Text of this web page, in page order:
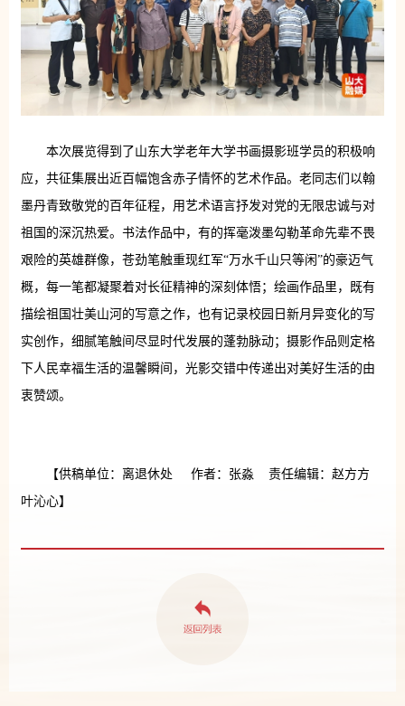
本次展览得到了山东大学老年大学书画摄影班学员的积极响
应，共征集展出近百幅饱含赤子情怀的艺术作品。老同志们以翰
墨丹青致敬党的百年征程，用艺术语言抒发对党的无限忠诚与对
祖国的深沉热爱。书法作品中，有的挥毫泼墨勾勒革命先辈不畏
艰险的英雄群像，苍劲笔触重现红军“万水千山只等闲”的豪迈气
概，每一笔都凝聚着对长征精神的深刻体悟；绘画作品里，既有
描绘祖国壮美山河的写意之作，也有记录校园日新月异变化的写
实创作，细腻笔触间尽显时代发展的蓬勃脉动；摄影作品则定格
下人民幸福生活的温馨瞬间，光影交错中传递出对美好生活的由
衷赞颂。
【供稿单位：离退休处 作者：张淼 责任编辑：赵方方
叶沁心】